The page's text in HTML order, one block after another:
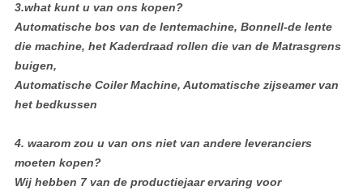
3.what kunt u van ons kopen?
Automatische bos van de lentemachine, Bonnell-de lente
die machine, het Kaderdraad rollen die van de Matrasgrens
buigen,
Automatische Coiler Machine, Automatische zijseamer van
het bedkussen
4. waarom zou u van ons niet van andere leveranciers
moeten kopen?
Wij hebben 7 van de productiejaar ervaring voor